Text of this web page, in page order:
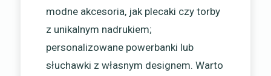
modne akcesoria, jak plecaki czy torby
z unikalnym nadrukiem;
personalizowane powerbanki lub
słuchawki z własnym designem. Warto